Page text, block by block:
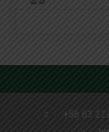
+56 63